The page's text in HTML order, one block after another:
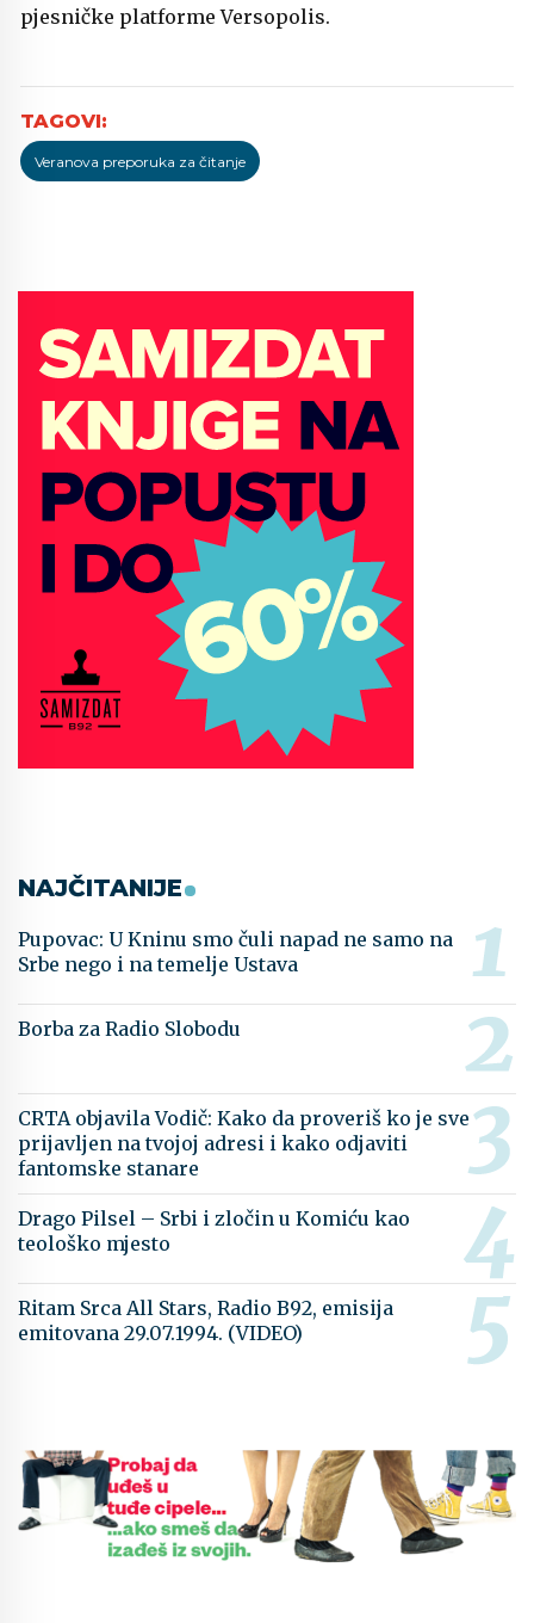
pjesničke platforme Versopolis.
Veranova preporuka za čitanje
NAJČITANIJE
Pupovac: U Kninu smo čuli napad ne samo na
Srbe nego i na temelje Ustava
Borba za Radio Slobodu
CRTA objavila Vodič: Kako da proveriš ko je sve
prijavljen na tvojoj adresi i kako odjaviti
fantomske stanare
Drago Pilsel – Srbi i zločin u Komiću kao
teološko mjesto
Ritam Srca All Stars, Radio B92, emisija
emitovana 29.07.1994. (VIDEO)